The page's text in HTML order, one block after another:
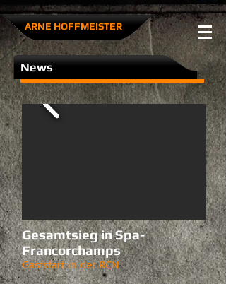
ARNE HOFFMEISTER​
Gesamtsieg in Spa-
Francorchamps
Gaststart in der RCN
News